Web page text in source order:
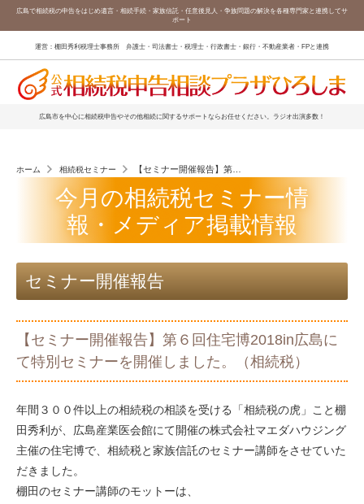
広島で相続税の申告をはじめ遺言・相続手続・家族信託・任意後見人・争族問題の解決を各種専門家と連携してサ
ポート
運営：棚田秀利税理士事務所 弁護士・司法書士・税理士・行政書士・銀行・不動産業者・FPと連携
広島市を中心に相続税申告やその他相続に関するサポートならお任せください。ラジオ出演多数！
ホーム 相続税セミナー 【セミナー開催報告】第６回住宅博2018in広島にて特
今月の相続税セミナー情
報・メディア掲載情報
セミナー開催報告
【セミナー開催報告】第６回住宅博2018in広島に
て特別セミナーを開催しました。（相続税）
年間３００件以上の相続税の相談を受ける「相続税の虎」こと棚
田秀利が、広島産業医会館にて開催の株式会社マエダハウジング
主催の住宅博で、相続税と家族信託のセミナー講師をさせていた
だきました。
棚田のセミナー講師のモットーは、